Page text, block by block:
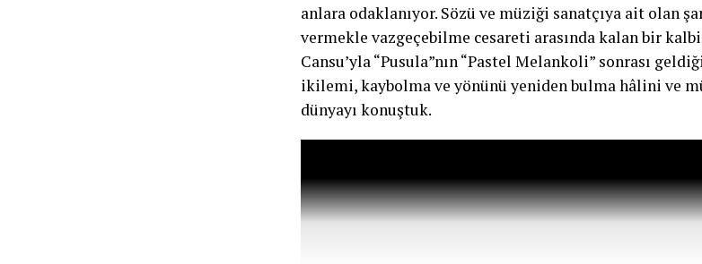
anlara odaklanıyor. Sözü ve müziği sanatçıya ait olan
vermekle vazgeçebilme cesareti arasında kalan bir
Cansu’yla “Pusula”nın “Pastel Melankoli” sonrası
ikilemi, kaybolma ve yönünü yeniden bulma hâlini ve
dünyayı konuştuk.